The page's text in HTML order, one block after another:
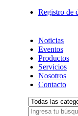
Registro de
Noticias
Eventos
Productos
Servicios
Nosotros
Contacto